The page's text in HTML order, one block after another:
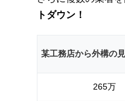
トダウン！
某工務店から外構の
265万